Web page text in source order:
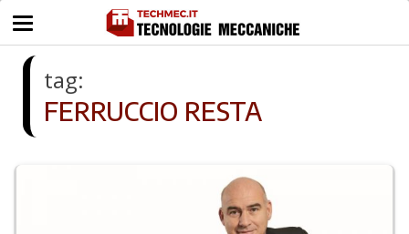
tag:
FERRUCCIO RESTA